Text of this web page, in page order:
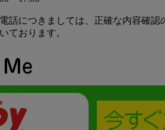
話につきましては、正確な内容確認
ております。